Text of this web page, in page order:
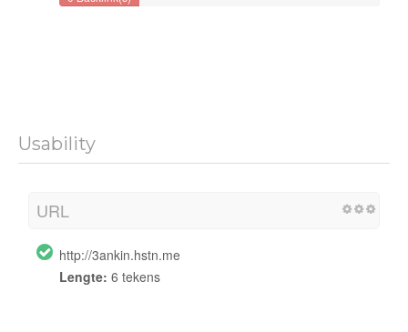
Usability
URL
http://3ankin.hstn.me
Lengte: 6 tekens